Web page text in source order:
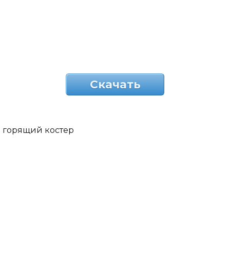
Скачать
горящий костер